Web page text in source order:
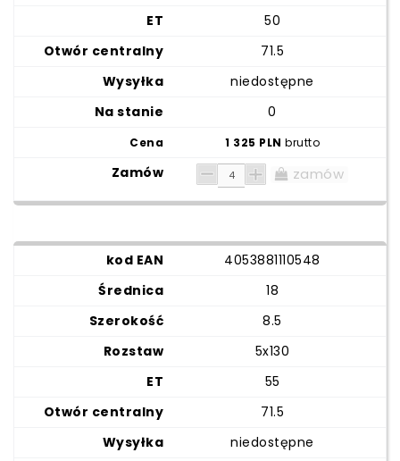
50
71.5
niedostępne
0
1 325 PLNbrutto
zamów
4053881110548
18
8.5
5x130
55
71.5
niedostępne